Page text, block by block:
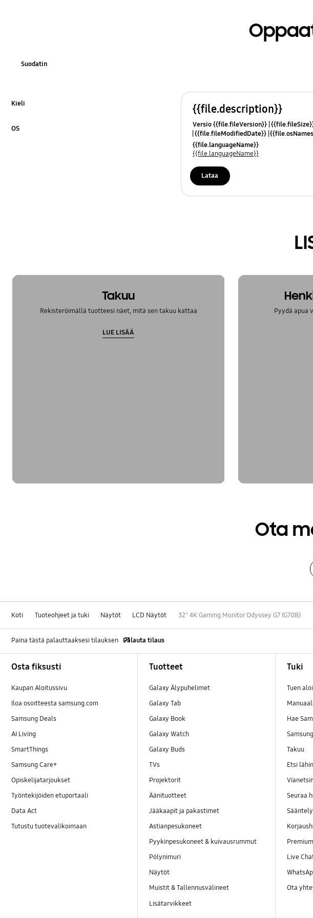
Suodatin
Kieli
OS
{{file.description}}
Versio {{file.fileVersion}}
{{file.fileModifiedDate}}
{{file.languageName}}
{{file.languageName}}
Lataa
Takuu
Rekisteröimällä tuotteesi näet, mitä sen takuu kattaa
LUE LISÄÄ
Pyydä apua
Ota
Koti Tuoteohjeet ja tuki Näytöt LCD Näytöt 32" 4K Gaming Monitor Odyssey G7 (G70B)
Paina tästä palauttaaksesi tilauksen Palauta tilaus
Osta fiksusti
Kaupan Aloitussivu
Iloa osoitteesta samsung.com
Samsung Deals
AI Living
SmartThings
Samsung Care+
Opiskelijatarjoukset
Työntekijöiden etuportaali
Data Act
Tutustu tuotevalikoimaan
Tuotteet
Galaxy Älypuhelimet
Galaxy Tab
Galaxy Book
Galaxy Watch
Galaxy Buds
TVs
Projektorit
Äänituotteet
Jääkaapit ja pakastimet
Astianpesukoneet
Pyykinpesukoneet & kuivausrummut
Pölynimuri
Näytöt
Muistit & Tallennusvälineet
Lisätarvikkeet
Tuki
Tuen
Hae
Takuu
Etsi
Seuraa
Live
Ota